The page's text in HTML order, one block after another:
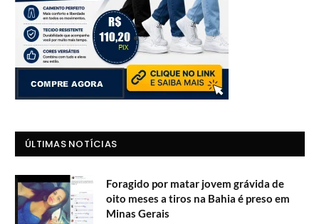
ÚLTIMAS NOTÍCIAS
Foragido por matar jovem grávida de
oito meses a tiros na Bahia é preso em
Minas Gerais